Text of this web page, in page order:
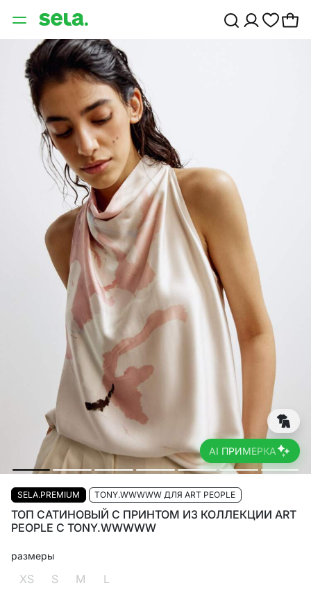
AI ПРИМЕРКА
SELA.PREMIUM TONY.WWWWW ДЛЯ ART PEOPLE
ТОП САТИНОВЫЙ C ПРИНТОМ ИЗ КОЛЛЕКЦИИ ART
PEOPLE С TONY.WWWWW
размеры
XS S M L